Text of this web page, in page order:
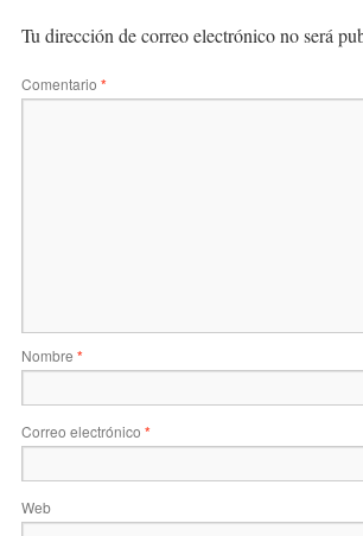
Tu dirección de correo electrónico no será
Comentario *
Nombre *
Correo electrónico *
Web